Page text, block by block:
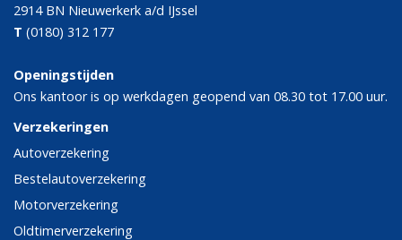
2914 BN Nieuwerkerk a/d IJssel
T (0180) 312 177
Openingstijden
Ons kantoor is op werkdagen geopend van 08.30 tot 17.00 uur.
Verzekeringen
Autoverzekering
Bestelautoverzekering
Motorverzekering
Oldtimerverzekering